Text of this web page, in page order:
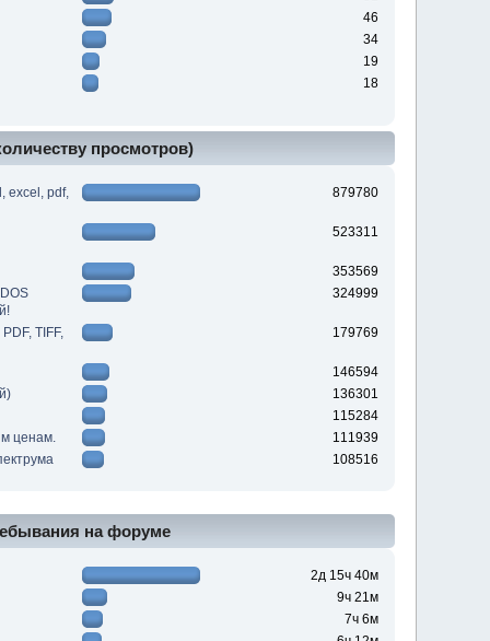
46
34
19
18
просмотров)
excel, pdf, 879780
523311
353569
324999
TIFF, 179769
146594
136301
115284
ценам.
111939
108516
на форуме
2д 15ч 40м
9ч 21м
7ч 6м